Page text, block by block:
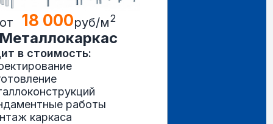
от 18 000руб/м2
в стоимость:
работы
каркаса